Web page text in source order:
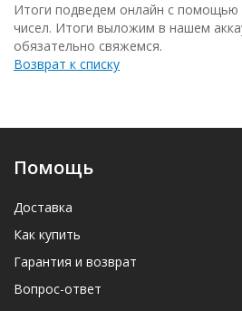
Итоги подведем онлайн с помощью
чисел. Итоги выложим в нашем
обязательно свяжемся.
Возврат к списку
Помощь
Доставка
Как купить
Гарантия и возврат
Вопрос-ответ